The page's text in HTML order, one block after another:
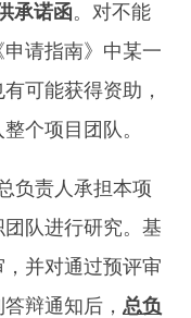
承诺函。对不能
请指南》中某一
可能获得资助，
个项目团队。
责人承担本项
队进行研究。基
并对通过预评审
辩通知后， 总负